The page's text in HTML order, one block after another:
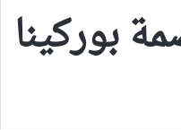
بوركينا